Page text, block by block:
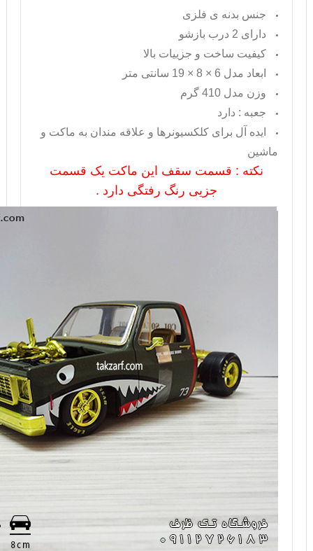
جنس بدنه ی فلزی
دارای 2 درب بازشو
کیفیت ساخت و جزییات بالا
ابعاد مدل 6 × 8 × 19 سانتی متر
وزن مدل 410 گرم
جعبه : دارد
ایده آل برای کلکسیونرها و علاقه مندان به ماکت و
ماشین
نکته : قسمت سقف این ماکت یک قسمت
جزیی رنگ رفتگی دارد .